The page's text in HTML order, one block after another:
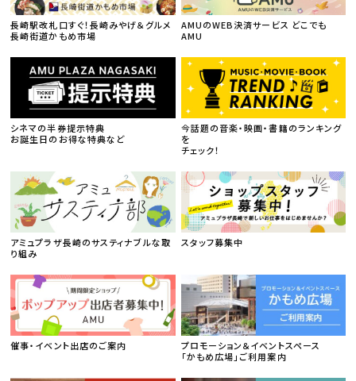
長崎駅改札口すぐ！長崎みやげ＆グルメ
長崎街道かもめ市場
AMUのWEB決済サービス どこでも
AMU
シネマの半券提示特典
お誕生日のお得な特典など
今話題の音楽・映画・書籍のランキング
を
チェック！
アミュプラザ長崎のサスティナブルな取
り組み
スタッフ募集中
催事・イベント出店のご案内
プロモーション＆イベントスペース
「かもめ広場」ご利用案内